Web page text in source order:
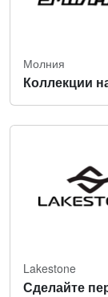
Молния
Коллекции
Lakestone
Сделайте